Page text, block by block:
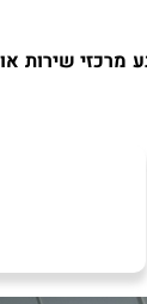
מרכזי שירות